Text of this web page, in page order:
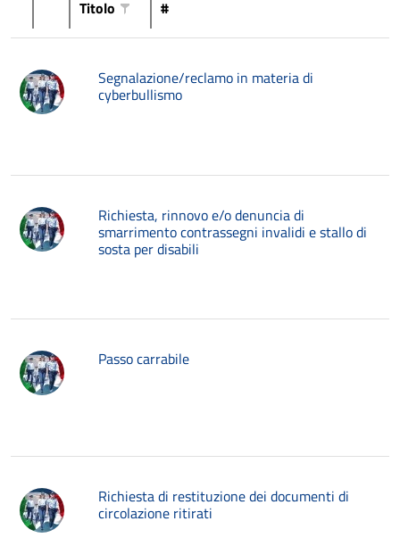
Titolo #
Segnalazione/reclamo in materia di
cyberbullismo
Richiesta, rinnovo e/o denuncia di
smarrimento contrassegni invalidi e stallo di
sosta per disabili
Passo carrabile
Richiesta di restituzione dei documenti di
circolazione ritirati